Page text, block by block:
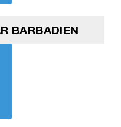
BARBADIEN